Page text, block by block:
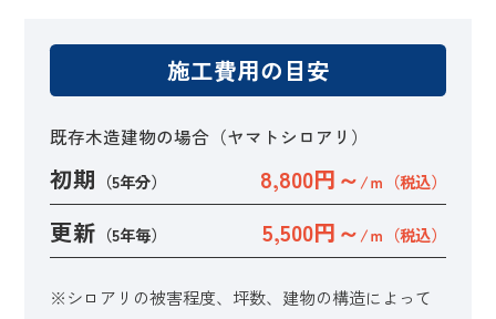
施工費用の目安
既存木造建物の場合（ヤマトシロアリ）
初期 （5年分） 8,800円～/ｍ（税込）
更新 （5年毎） 5,500円～/ｍ（税込）
※シロアリの被害程度、坪数、建物の構造によって